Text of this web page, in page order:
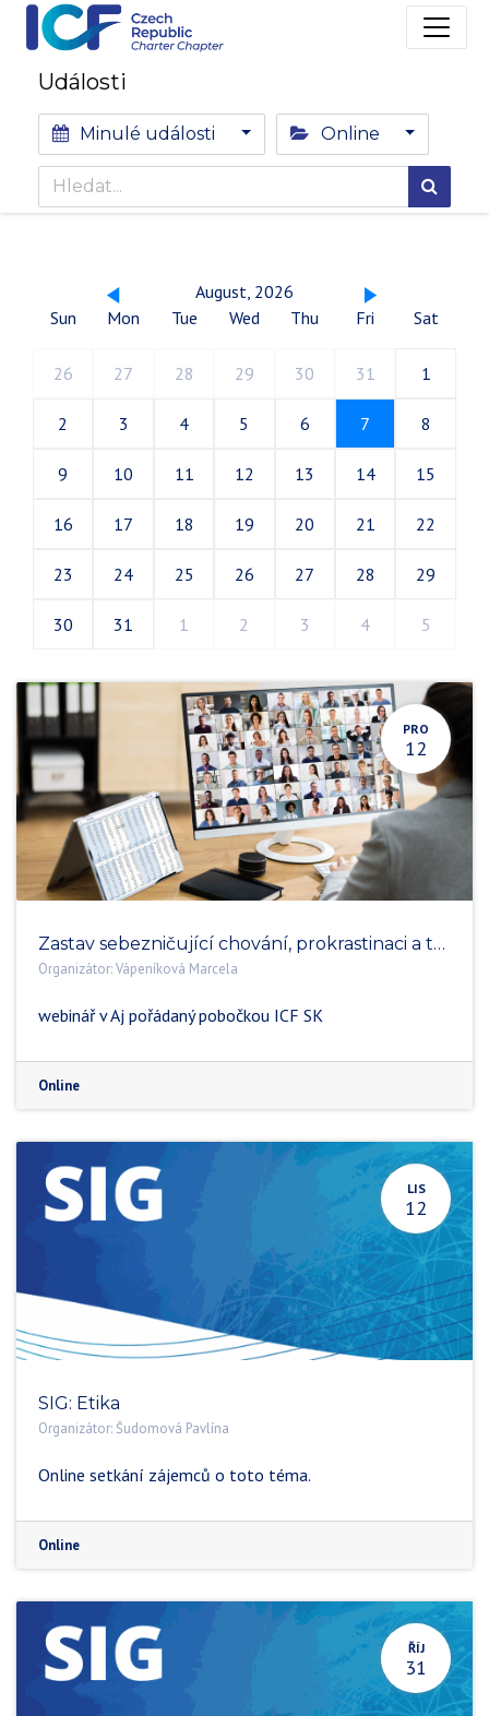
Události
Minulé události Online
August, 2026
Sun
Mon Tue Wed Thu Fri Sat
26 27 28 29 30 31 1
2 3 4 5 6 7 8
9 10 11 12 13 14 15
16 17 18 19 20 21 22
23 24 25 26 27 28 29
30 31 1 2 3 4 5
PRO
12
Zastav sebezničující chování, prokrastinaci a toxický perfekcionismus
Organizátor:Vápeníková Marcela
webinář v Aj pořádaný pobočkou ICF SK
Online
LIS
12
SIG: Etika
Organizátor: Šudomová Pavlína
Online setkání zájemců o toto téma.
Online
ŘÍJ
31